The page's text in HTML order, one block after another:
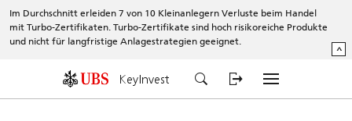
Im Durchschnitt erleiden 7 von 10 Kleinanlegern Verluste beim Handel
mit Turbo-Zertifikaten. Turbo-Zertifikate sind hoch risikoreiche Produkte
und nicht für langfristige Anlagestrategien geeignet.
^
KeyInvest